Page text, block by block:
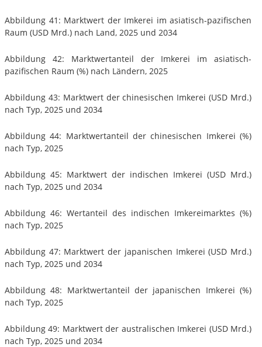
Abbildung 41: Marktwert der Imkerei im asiatisch-pazifischen
Raum (USD Mrd.) nach Land, 2025 und 2034
Abbildung 42: Marktwertanteil der Imkerei im asiatisch-
pazifischen Raum (%) nach Ländern, 2025
Abbildung 43: Marktwert der chinesischen Imkerei (USD Mrd.)
nach Typ, 2025 und 2034
Abbildung 44: Marktwertanteil der chinesischen Imkerei (%)
nach Typ, 2025
Abbildung 45: Marktwert der indischen Imkerei (USD Mrd.)
nach Typ, 2025 und 2034
Abbildung 46: Wertanteil des indischen Imkereimarktes (%)
nach Typ, 2025
Abbildung 47: Marktwert der japanischen Imkerei (USD Mrd.)
nach Typ, 2025 und 2034
Abbildung 48: Marktwertanteil der japanischen Imkerei (%)
nach Typ, 2025
Abbildung 49: Marktwert der australischen Imkerei (USD Mrd.)
nach Typ, 2025 und 2034